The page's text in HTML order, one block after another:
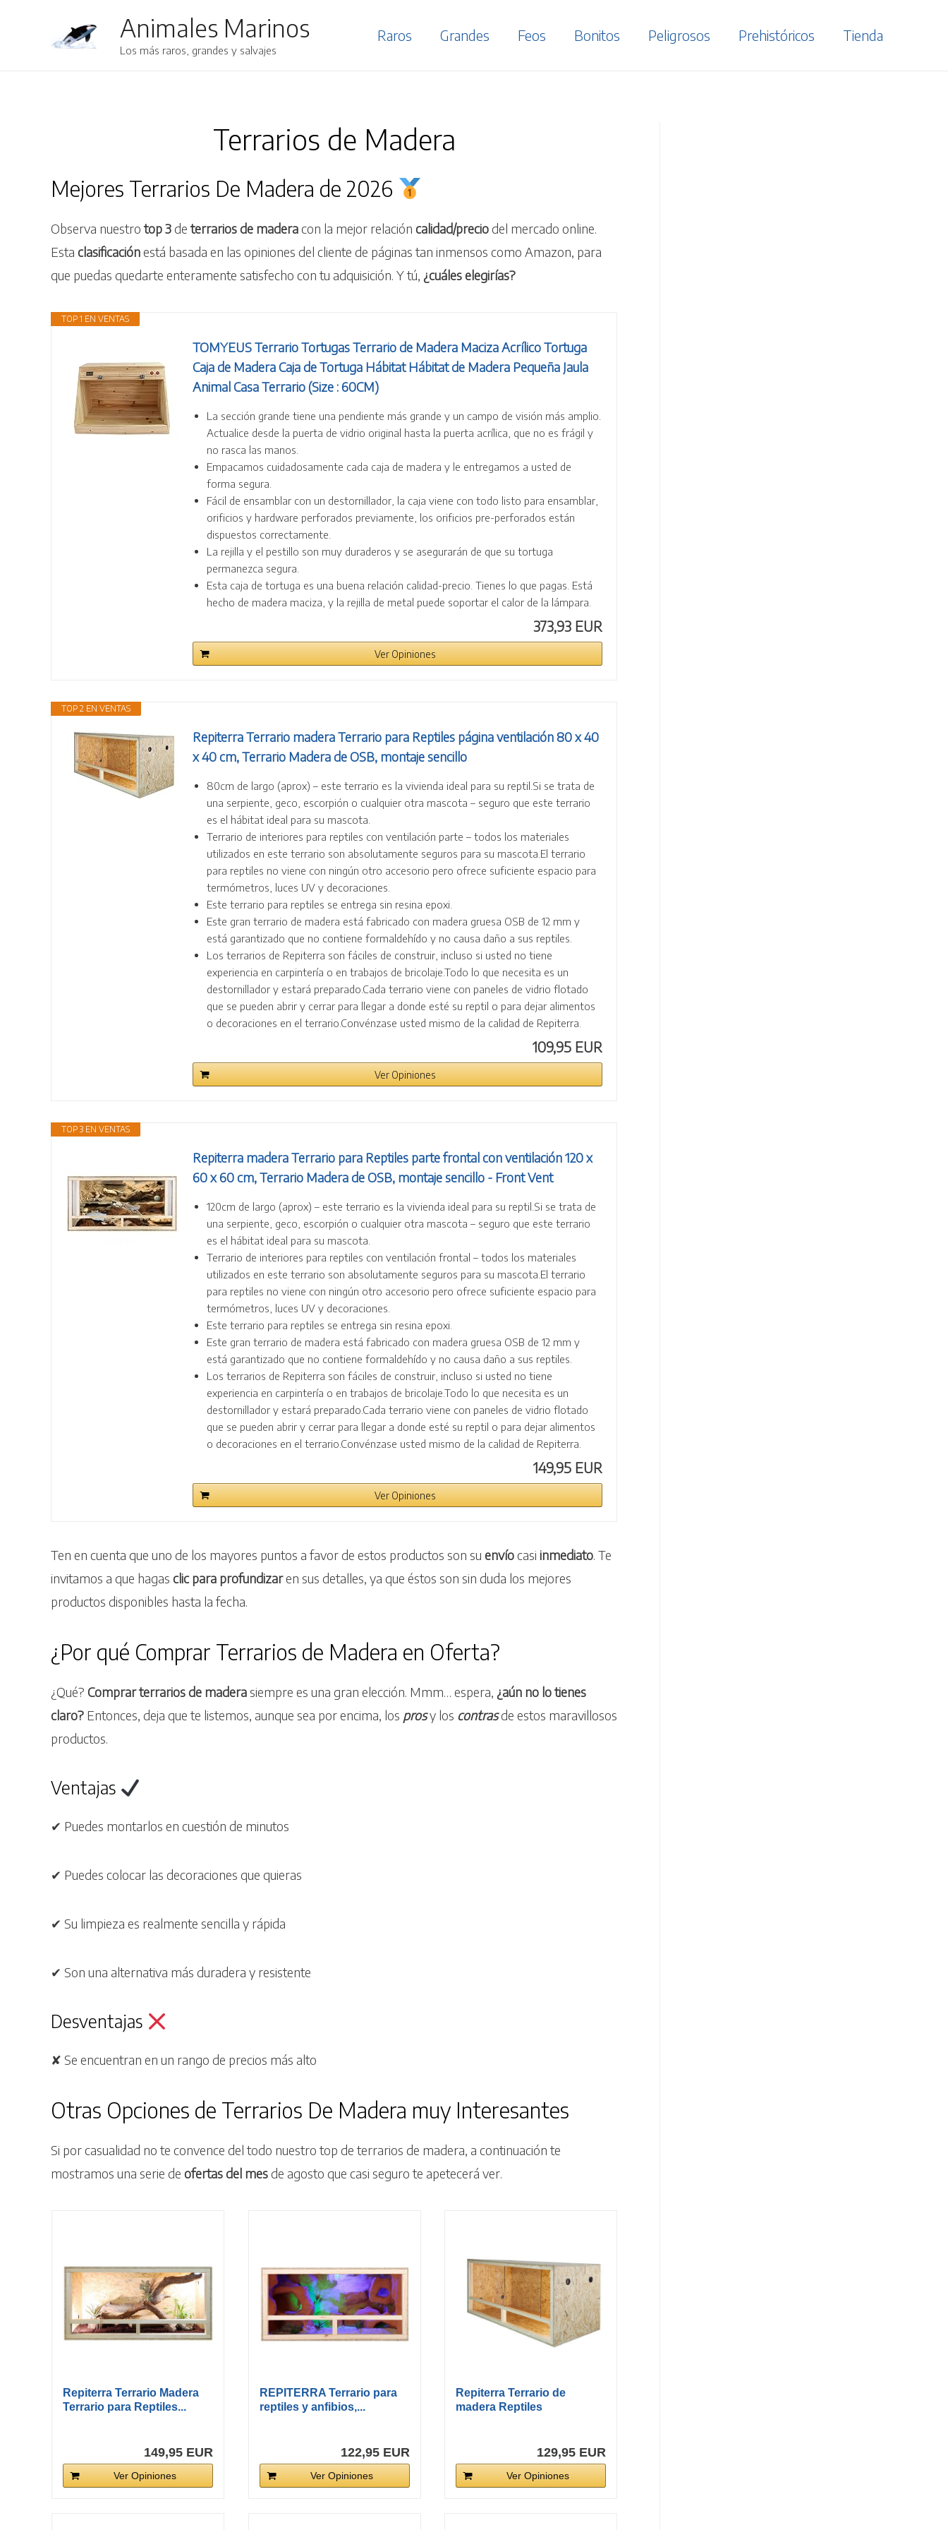
Animales Marinos
Los más raros, grandes y salvajes
Raros Grandes Feos Bonitos Peligrosos Prehistóricos Tienda
Terrarios de Madera
Mejores Terrarios De Madera de 2026
Observa nuestro top 3 de terrarios de madera con la mejor relación calidad/precio del mercado online.
Esta clasificación está basada en las opiniones del cliente de páginas tan inmensos como Amazon, para
que puedas quedarte enteramente satisfecho con tu adquisición. Y tú, ¿cuáles elegirías?
TOP 1 EN VENTAS
TOMYEUS Terrario Tortugas Terrario de Madera Maciza Acrílico Tortuga
Caja de Madera Caja de Tortuga Hábitat Hábitat de Madera Pequeña Jaula
Animal Casa Terrario (Size : 60CM)
La sección grande tiene una pendiente más grande y un campo de visión más amplio.
Actualice desde la puerta de vidrio original hasta la puerta acrílica, que no es frágil y
no rasca las manos.
Empacamos cuidadosamente cada caja de madera y le entregamos a usted de
forma segura.
Fácil de ensamblar con un destornillador, la caja viene con todo listo para ensamblar,
orificios y hardware perforados previamente, los orificios pre-perforados están
dispuestos correctamente.
La rejilla y el pestillo son muy duraderos y se asegurarán de que su tortuga
permanezca segura.
Esta caja de tortuga es una buena relación calidad-precio. Tienes lo que pagas. Está
hecho de madera maciza, y la rejilla de metal puede soportar el calor de la lámpara.
373,93 EUR
Ver Opiniones
TOP 2 EN VENTAS
Repiterra Terrario madera Terrario para Reptiles página ventilación 80 x 40
x 40 cm, Terrario Madera de OSB, montaje sencillo
80cm de largo (aprox) – este terrario es la vivienda ideal para su reptil.Si se trata de
una serpiente, geco, escorpión o cualquier otra mascota – seguro que este terrario
es el hábitat ideal para su mascota.
Terrario de interiores para reptiles con ventilación parte – todos los materiales
utilizados en este terrario son absolutamente seguros para su mascota.El terrario
para reptiles no viene con ningún otro accesorio pero ofrece suficiente espacio para
termómetros, luces UV y decoraciones.
Este terrario para reptiles se entrega sin resina epoxi.
Este gran terrario de madera está fabricado con madera gruesa OSB de 12 mm y
está garantizado que no contiene formaldehído y no causa daño a sus reptiles.
Los terrarios de Repiterra son fáciles de construir, incluso si usted no tiene
experiencia en carpintería o en trabajos de bricolaje.Todo lo que necesita es un
destornillador y estará preparado.Cada terrario viene con paneles de vidrio flotado
que se pueden abrir y cerrar para llegar a donde esté su reptil o para dejar alimentos
o decoraciones en el terrario.Convénzase usted mismo de la calidad de Repiterra.
109,95 EUR
Ver Opiniones
TOP 3 EN VENTAS
Repiterra madera Terrario para Reptiles parte frontal con ventilación 120 x
60 x 60 cm, Terrario Madera de OSB, montaje sencillo - Front Vent
120cm de largo (aprox) – este terrario es la vivienda ideal para su reptil.Si se trata de
una serpiente, geco, escorpión o cualquier otra mascota – seguro que este terrario
es el hábitat ideal para su mascota.
Terrario de interiores para reptiles con ventilación frontal – todos los materiales
utilizados en este terrario son absolutamente seguros para su mascota.El terrario
para reptiles no viene con ningún otro accesorio pero ofrece suficiente espacio para
termómetros, luces UV y decoraciones.
Este terrario para reptiles se entrega sin resina epoxi.
Este gran terrario de madera está fabricado con madera gruesa OSB de 12 mm y
está garantizado que no contiene formaldehído y no causa daño a sus reptiles.
Los terrarios de Repiterra son fáciles de construir, incluso si usted no tiene
experiencia en carpintería o en trabajos de bricolaje.Todo lo que necesita es un
destornillador y estará preparado.Cada terrario viene con paneles de vidrio flotado
que se pueden abrir y cerrar para llegar a donde esté su reptil o para dejar alimentos
o decoraciones en el terrario.Convénzase usted mismo de la calidad de Repiterra.
149,95 EUR
Ver Opiniones
Ten en cuenta que uno de los mayores puntos a favor de estos productos son su envío casi inmediato. Te
invitamos a que hagas clic para profundizaren sus detalles, ya que éstos son sin duda los mejores
productos disponibles hasta la fecha.
¿Por qué Comprar Terrarios de Madera en Oferta?
¿Qué? Comprar terrarios de madera siempre es una gran elección. Mmm… espera, ¿aún no lo tienes
claro? Entonces, deja que te listemos, aunque sea por encima, los prosy los contrasde estos maravillosos
productos.
Ventajas
✔ Puedes montarlos en cuestión de minutos
✔ Puedes colocar las decoraciones que quieras
✔ Su limpieza es realmente sencilla y rápida
✔ Son una alternativa más duradera y resistente
Desventajas
✘ Se encuentran en un rango de precios más alto
Otras Opciones de Terrarios De Madera muy Interesantes
Si por casualidad no te convence del todo nuestro top de terrarios de madera, a continuación te
mostramos una serie de ofertas del mes de agosto que casi seguro te apetecerá ver.
Repiterra Terrario Madera
Terrario para Reptiles...
149,95 EUR
Ver Opiniones
REPITERRA Terrario para
reptiles y anfibios,...
122,95 EUR
Ver Opiniones
Repiterra Terrario de
madera Reptiles
129,95 EUR
Ver Opiniones